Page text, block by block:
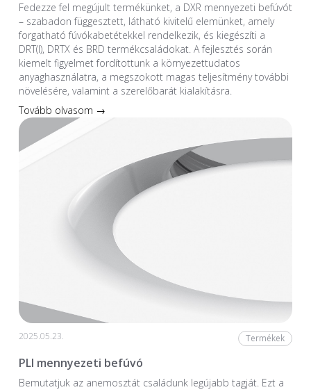
Fedezze fel megújult termékünket, a DXR mennyezeti befúvót
– szabadon függesztett, látható kivitelű elemünket, amely
forgatható fúvókabetétekkel rendelkezik, és kiegészíti a
DRT(I), DRTX és BRD termékcsaládokat. A fejlesztés során
kiemelt figyelmet fordítottunk a környezettudatos
anyaghasználatra, a megszokott magas teljesítmény további
növelésére, valamint a szerelőbarát kialakításra.
Tovább olvasom →
2025.05.23. Termékek
PLI mennyezeti befúvó
Bemutatjuk az anemosztát családunk legújabb tagját. Ezt a